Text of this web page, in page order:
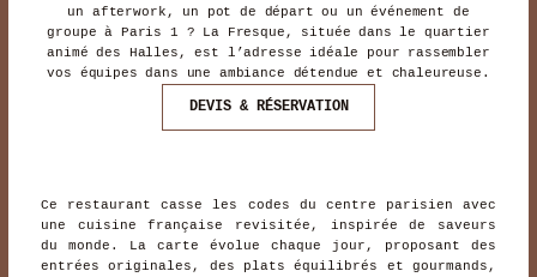
un afterwork, un pot de départ ou un événement de
groupe à Paris 1 ? La Fresque, située dans le quartier
animé des Halles, est l’adresse idéale pour rassembler
vos équipes dans une ambiance détendue et chaleureuse.
DEVIS & RÉSERVATION
Ce restaurant casse les codes du centre parisien avec
une cuisine française revisitée, inspirée de saveurs
du monde. La carte évolue chaque jour, proposant des
entrées originales, des plats équilibrés et gourmands,